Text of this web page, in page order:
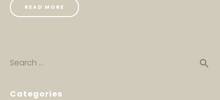
READ MORE
Search … search
Categories